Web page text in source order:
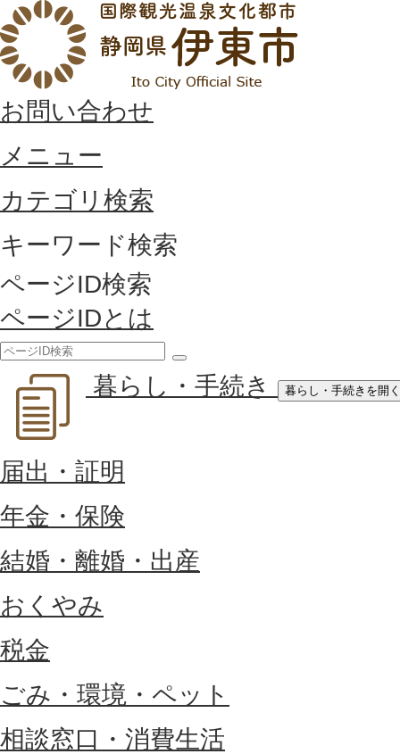
お問い合わせ
メニュー
カテゴリ検索
キーワード検索
ページID検索
ページIDとは
索
暮らし・手続き 暮らし・手続きを開く
届出・証明
年金・保険
結婚・離婚・出産
おくやみ
税金
ごみ・環境・ペット
相談窓口・消費生活